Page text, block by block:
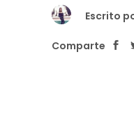
Escrito
Comparte